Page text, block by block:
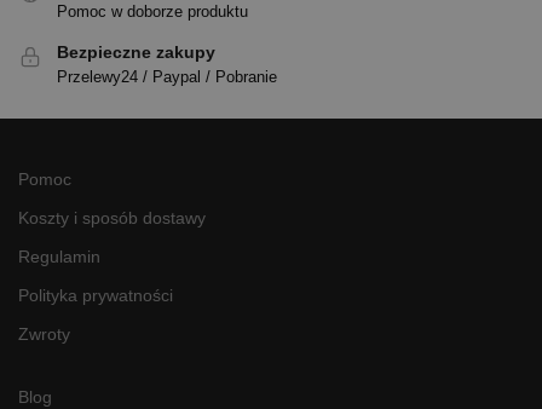
Pomoc w doborze produktu
Bezpieczne zakupy
Przelewy24 / Paypal / Pobranie
Pomoc
Koszty i sposób dostawy
Regulamin
Polityka prywatności
Zwroty
Blog